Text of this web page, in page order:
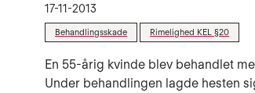
17-11-2013
Behandlingsskade Rimelighed KEL §20
En 55-årig kvinde blev behandlet
Under behandlingen lagde hesten